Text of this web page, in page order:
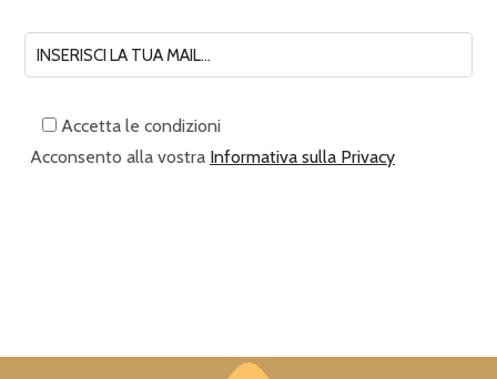
Accetta le condizioni
Acconsento alla vostra Informativa sulla Privacy